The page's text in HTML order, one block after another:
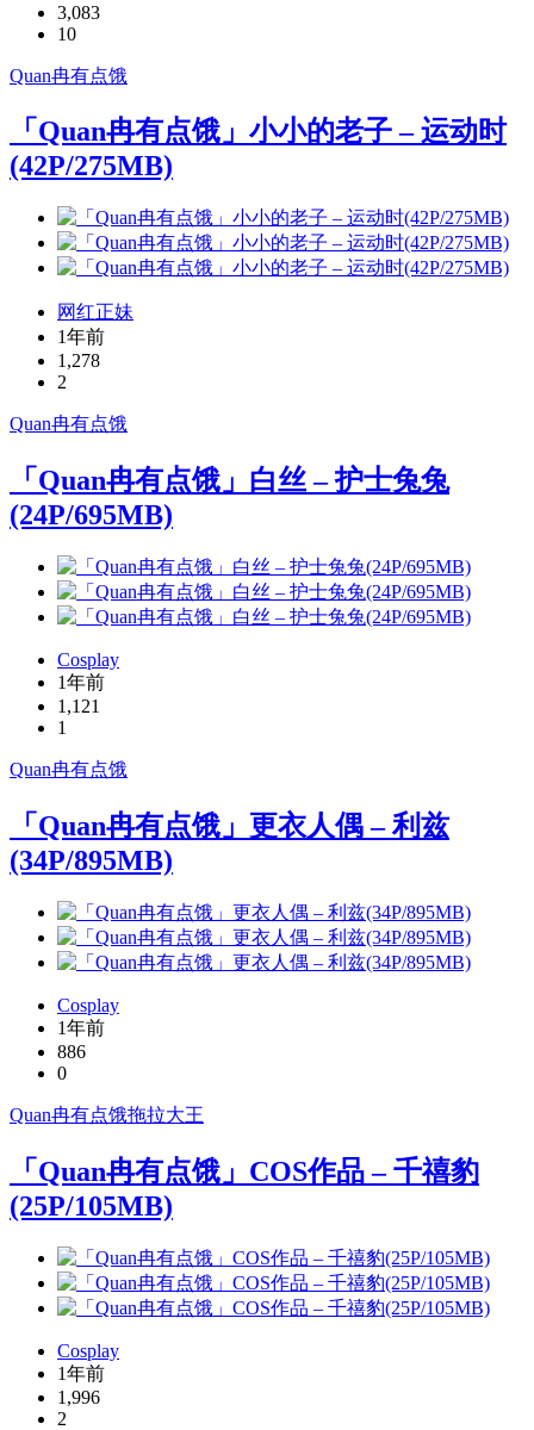
3,083
10
Quan冉有点饿
「Quan冉有点饿」小小的老子 – 运动时
(42P/275MB)
网红正妹
1年前
1,278
2
Quan冉有点饿
「Quan冉有点饿」白丝 – 护士兔兔
(24P/695MB)
Cosplay
1年前
1,121
1
Quan冉有点饿
「Quan冉有点饿」更衣人偶 – 利兹
(34P/895MB)
Cosplay
1年前
886
0
Quan冉有点饿拖拉大王
「Quan冉有点饿」COS作品 – 千禧豹
(25P/105MB)
Cosplay
1年前
1,996
2